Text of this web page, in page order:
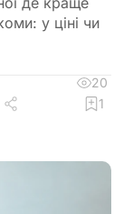
у ціні чи
20
1